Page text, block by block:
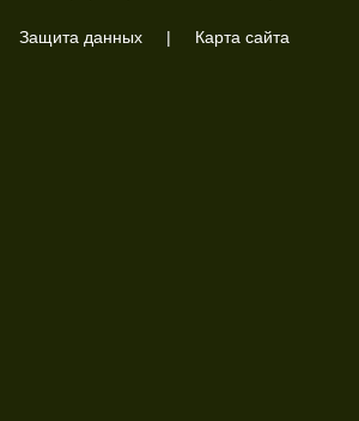
Защита данных | Карта сайта